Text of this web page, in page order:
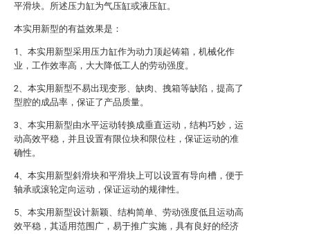
平滑块。所述压力缸为气压缸或液压缸。
本实用新型的有益效果是：
1、本实用新型采用压力缸作为动力顶起铸箱，机械化作
业，工作效率高，大大降低工人的劳动强度。
2、本实用新型不易出现变形、缺肉、拽箱等缺陷，提高了
型腔的成品率，保证了产品质量。
3、本实用新型由水平运动转换成垂直运动，结构巧妙，运
动高效平稳，并且设置有限位块和限位柱，保证运动的准
确性。
4、本实用新型斜滑块和平滑块上可以设置有导向槽，便于
轴承或滚轮定向运动，保证运动的规律性。
5、本实用新型设计新颖、结构简单、劳动强度低且运动高
效平稳，其适用范围广，易于推广实施，具有良好的经济